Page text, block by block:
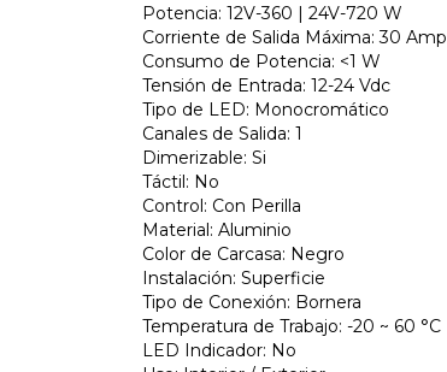
Potencia: 12V-360 | 24V-720 W
Corriente de Salida Máxima: 30 Amp
Consumo de Potencia: <1 W
Tensión de Entrada: 12-24 Vdc
Tipo de LED: Monocromático
Canales de Salida: 1
Dimerizable: Si
Táctil: No
Control: Con Perilla
Material: Aluminio
Color de Carcasa: Negro
Instalación: Superficie
Tipo de Conexión: Bornera
Temperatura de Trabajo: -20 ~ 60 °C
LED Indicador: No